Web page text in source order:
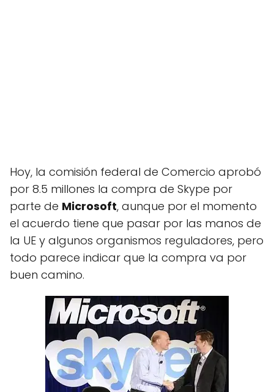
Hoy, la comisión federal de Comercio aprobó
por 8.5 millones la compra de Skype por
parte de Microsoft, aunque por el momento
el acuerdo tiene que pasar por las manos de
la UE y algunos organismos reguladores, pero
todo parece indicar que la compra va por
buen camino.